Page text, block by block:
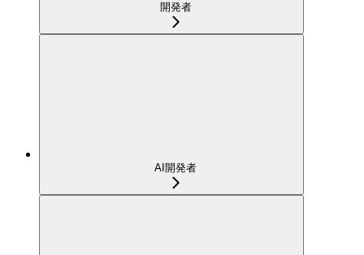
開発者
AI開発者